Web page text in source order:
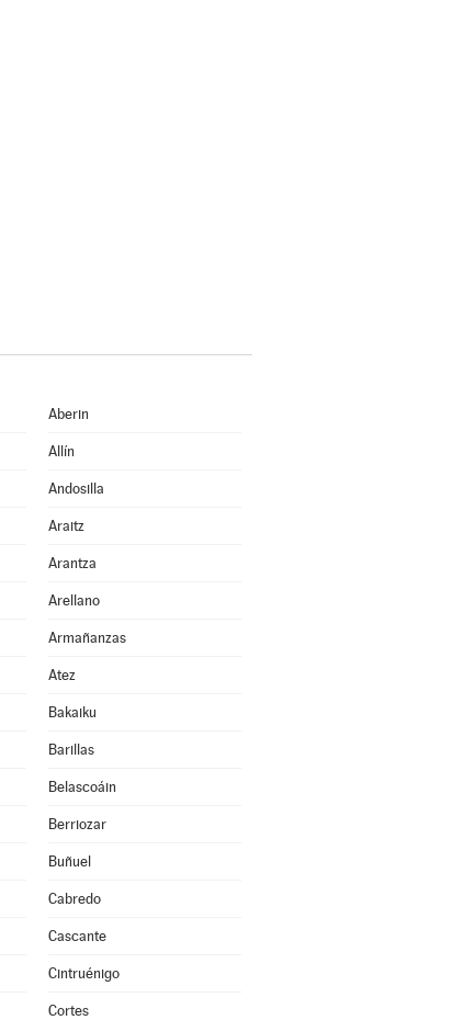
Aberin
Allín
Andosilla
Araitz
Arantza
Arellano
Armañanzas
Atez
Bakaiku
Barillas
Belascoáin
Berriozar
Buñuel
Cabredo
Cascante
Cintruénigo
Cortes